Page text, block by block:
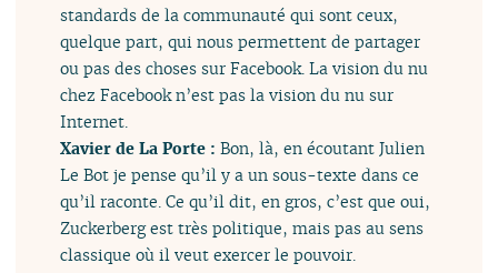
standards de la communauté qui sont ceux,
quelque part, qui nous permettent de partager
ou pas des choses sur Facebook. La vision du nu
chez Facebook n’est pas la vision du nu sur
Internet.
Xavier de La Porte :Bon, là, en écoutant Julien
Le Bot je pense qu’il y a un sous-texte dans ce
qu’il raconte. Ce qu’il dit, en gros, c’est que oui,
Zuckerberg est très politique, mais pas au sens
classique où il veut exercer le pouvoir.